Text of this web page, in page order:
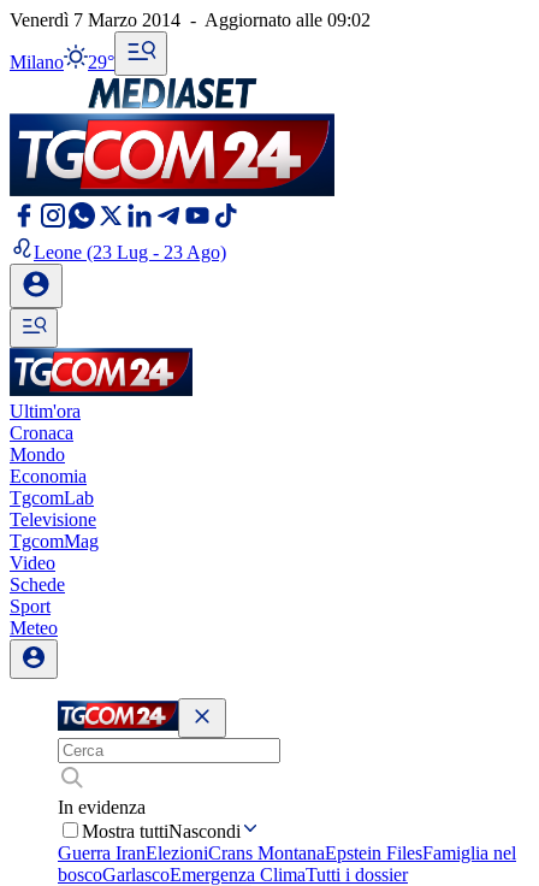
Venerdì 7 Marzo 2014 - Aggiornato alle 09:02
Milano 29°
Leone (23 Lug - 23 Ago)
Ultim'ora
Cronaca
Mondo
Economia
TgcomLab
Televisione
TgcomMag
Video
Schede
Sport
Meteo
In evidenza
Mostra tuttiNascondi
Guerra IranElezioniCrans MontanaEpstein FilesFamiglia nel
boscoGarlascoEmergenza ClimaTutti i dossier